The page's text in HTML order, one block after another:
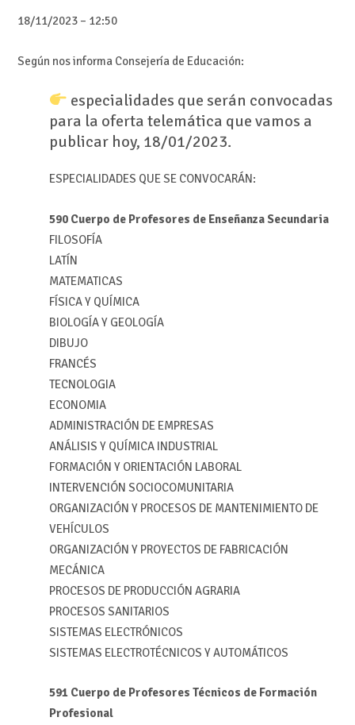
18/11/2023 – 12:50
Según nos informa Consejería de Educación:
especialidades que serán convocadas
para la oferta telemática que vamos a
publicar hoy, 18/01/2023.
ESPECIALIDADES QUE SE CONVOCARÁN:
590 Cuerpo de Profesores de Enseñanza Secundaria
FILOSOFÍA
LATÍN
MATEMATICAS
FÍSICA Y QUÍMICA
BIOLOGÍA Y GEOLOGÍA
DIBUJO
FRANCÉS
TECNOLOGIA
ECONOMIA
ADMINISTRACIÓN DE EMPRESAS
ANÁLISIS Y QUÍMICA INDUSTRIAL
FORMACIÓN Y ORIENTACIÓN LABORAL
INTERVENCIÓN SOCIOCOMUNITARIA
ORGANIZACIÓN Y PROCESOS DE MANTENIMIENTO DE
VEHÍCULOS
ORGANIZACIÓN Y PROYECTOS DE FABRICACIÓN
MECÁNICA
PROCESOS DE PRODUCCIÓN AGRARIA
PROCESOS SANITARIOS
SISTEMAS ELECTRÓNICOS
SISTEMAS ELECTROTÉCNICOS Y AUTOMÁTICOS
591 Cuerpo de Profesores Técnicos de Formación
Profesional